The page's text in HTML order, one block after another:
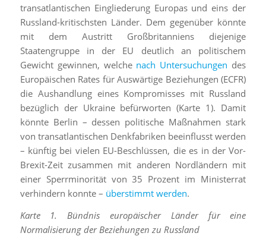
transatlantischen Eingliederung Europas und eins der
Russland-kritischsten Länder. Dem gegenüber könnte
mit dem Austritt Großbritanniens diejenige
Staatengruppe in der EU deutlich an politischem
Gewicht gewinnen, welche nach Untersuchungen des
Europäischen Rates für Auswärtige Beziehungen (ECFR)
die Aushandlung eines Kompromisses mit Russland
bezüglich der Ukraine befürworten (Karte 1). Damit
könnte Berlin – dessen politische Maßnahmen stark
von transatlantischen Denkfabriken beeinflusst werden
– künftig bei vielen EU-Beschlüssen, die es in der Vor-
Brexit-Zeit zusammen mit anderen Nordländern mit
einer Sperrminorität von 35 Prozent im Ministerrat
verhindern konnte – überstimmt werden.
Karte 1. Bündnis europäischer Länder für eine
Normalisierung der Beziehungen zu Russland